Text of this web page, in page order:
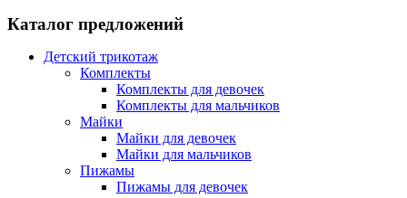
Каталог предложений
Детский трикотаж
Комплекты
Комплекты для девочек
Комплекты для мальчиков
Майки
Майки для девочек
Майки для мальчиков
Пижамы
Пижамы для девочек